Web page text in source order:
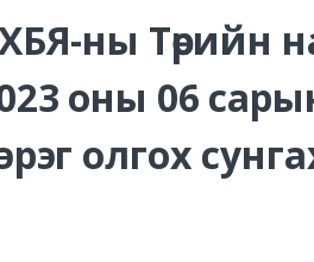
ны Төрийн
оны 06
олгох